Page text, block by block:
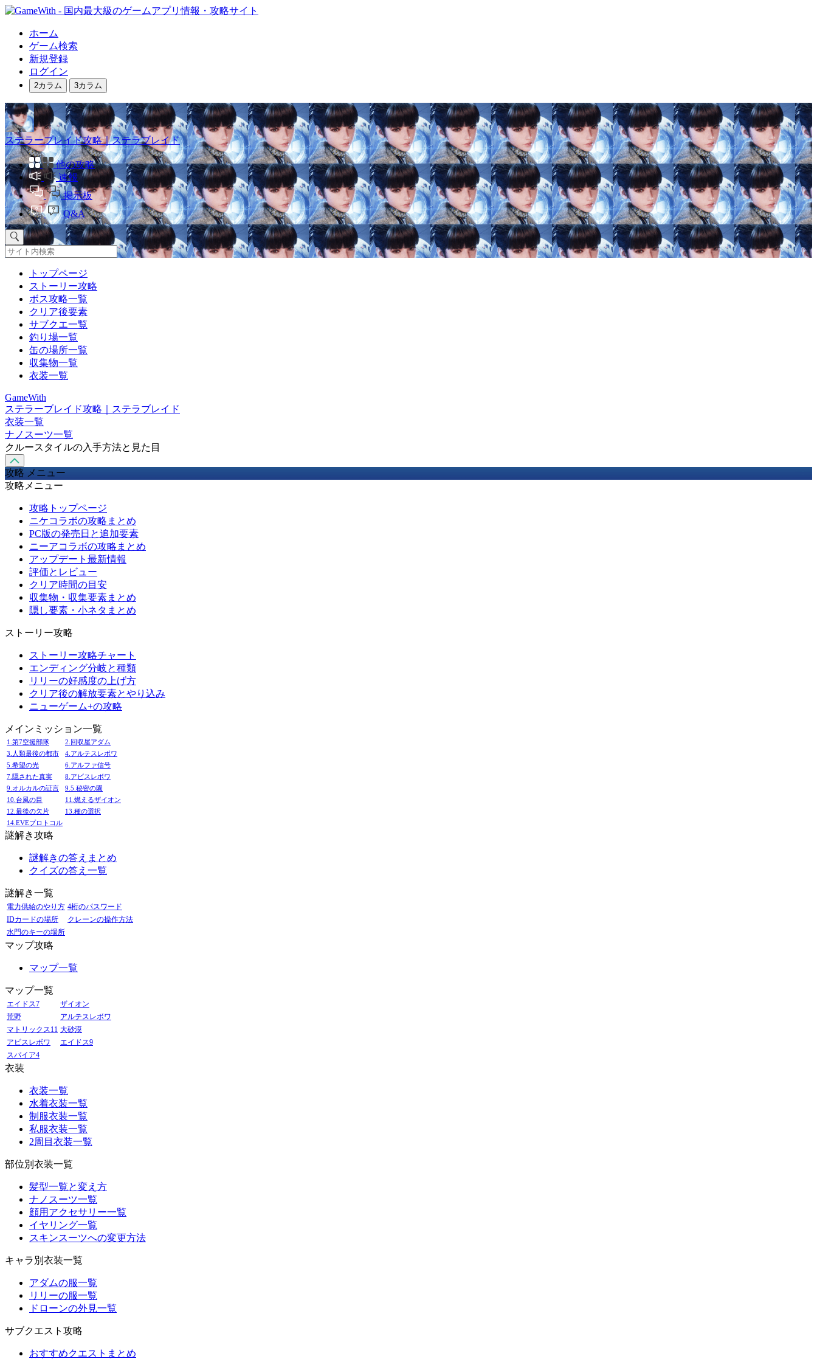
ホーム
ゲーム検索
新規登録
ログイン
2カラム 3カラム
ステラーブレイド攻略｜ステラブレイド
他の攻略
速報
掲示板
Q&A
トップページ
ストーリー攻略
ボス攻略一覧
クリア後要素
サブクエ一覧
釣り場一覧
缶の場所一覧
収集物一覧
衣装一覧
GameWith
ステラーブレイド攻略｜ステラブレイド
衣装一覧
ナノスーツ一覧
クルースタイルの入手方法と見た目
攻略 メニュー
攻略メニュー
攻略トップページ
ニケコラボの攻略まとめ
PC版の発売日と追加要素
ニーアコラボの攻略まとめ
アップデート最新情報
評価とレビュー
クリア時間の目安
収集物・収集要素まとめ
隠し要素・小ネタまとめ
ストーリー攻略
ストーリー攻略チャート
エンディング分岐と種類
リリーの好感度の上げ方
クリア後の解放要素とやり込み
ニューゲーム+の攻略
メインミッション一覧
1.第7空挺部隊
2.回収屋アダム
3.人類最後の都市
4.アルテスレボワ
5.希望の光
6.アルファ信号
7.隠された真実
8.アビスレボワ
9.オルカルの証言
9.5.秘密の園
10.台風の目
11.燃えるザイオン
12.最後の欠片
13.種の選択
14.EVEプロトコル
謎解き攻略
謎解きの答えまとめ
クイズの答え一覧
謎解き一覧
電力供給のやり方 4桁のパスワード
IDカードの場所
クレーンの操作方法
水門のキーの場所
マップ攻略
マップ一覧
マップ一覧
エイドス7
ザイオン
荒野
アルテスレボワ
マトリックス11 大砂漠
アビスレボワ
エイドス9
スパイア4
衣装
衣装一覧
水着衣装一覧
制服衣装一覧
私服衣装一覧
2周目衣装一覧
部位別衣装一覧
髪型一覧と変え方
ナノスーツ一覧
顔用アクセサリー一覧
イヤリング一覧
スキンスーツへの変更方法
キャラ別衣装一覧
アダムの服一覧
リリーの服一覧
ドローンの外見一覧
サブクエスト攻略
おすすめクエストまとめ